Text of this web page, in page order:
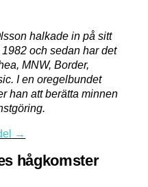
halkade in på sitt
och sedan har det
MNW, Border,
I en oregelbundet
han att berätta minnen
→
hågkomster